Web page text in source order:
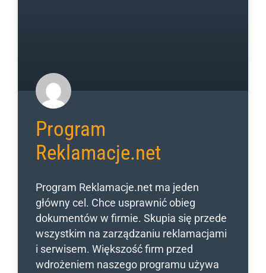
Program
Reklamacje.net
Program Reklamacje.net ma jeden
główny cel. Chce usprawnić obieg
dokumentów w firmie. Skupia się przede
wszystkim na zarządzaniu reklamacjami
i serwisem. Większość firm przed
wdrożeniem naszego programu używa